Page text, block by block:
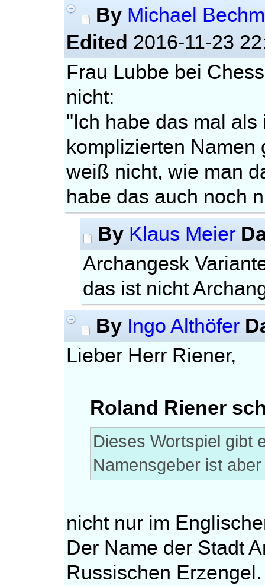
By Michael
Edited 2016-11-23
Frau Lubbe bei
nicht:
"Ich habe das mal
komplizierten Namen
weiß nicht, wie man
habe das auch noch
By Klaus Meier
Archangesk
das ist nicht
By Ingo Althöfer
Lieber Herr Riener,
Roland Riener
Dieses Wortspiel gibt
Namensgeber ist
nicht nur im
Der Name der Stadt
Russischen Erzengel.